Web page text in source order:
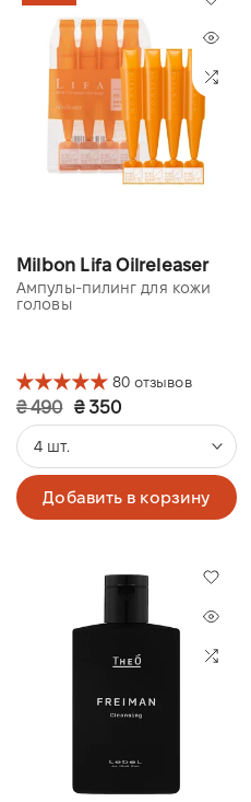
Milbon Lifa Oilreleaser
Ампулы-пилинг для кожи
головы
80 отзывов
₴ 490 ₴ 350
4 шт.
Добавить в корзину